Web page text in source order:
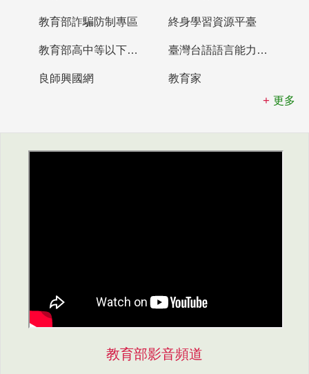
教育部詐騙防制專區 終身學習資源平臺
教育部高中等以下學校及幼兒園教師資格檢定考試 臺灣台語語言能力認證網站
良師興國網
教育家
更多
教育部影音頻道